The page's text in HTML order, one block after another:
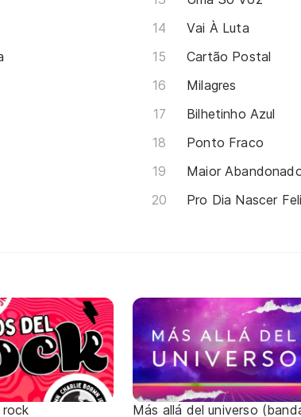
Vai À Luta
Cartão Postal
Milagres
Bilhetinho Azul
Ponto Fraco
Maior
Pro Dia Nascer
rock
Más allá del universo